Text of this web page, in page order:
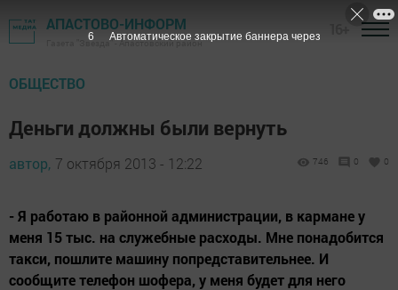
АПАСТОВО-ИНФОРМ
Газета "Звезда" - Апастовский район
ОБЩЕСТВО
Деньги должны были вернуть
автор, 7 октября 2013 - 12:22 746 0 0
- Я работаю в районной администрации, в кармане у
меня 15 тыс. на служебные расходы. Мне понадобится
такси, пошлите машину попредставительнее. И
сообщите телефон шофера, у меня будет для него
5 Автоматическое закрытие баннера через